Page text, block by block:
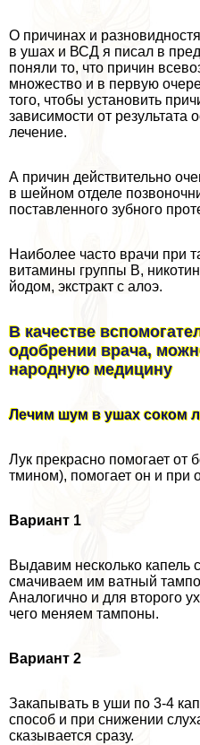
О причинах и
в ушах и ВСД я писал в
поняли то, что причин
множество и в первую
того, чтобы установить
зависимости от результата
лечение.
А причин действительно
в шейном отделе
поставленного зубного
Наиболее часто врачи при
витамины группы В,
йодом, экстpaкт с алоэ.
В качестве
одобрении врача,
народную медицину
Лечим шум в ушах соком
Лук прекрасно помогает от
тмином), помогает он и при
Вариант 1
Выдавим несколько капель
смачиваем им ватный
Аналогично и для второго
чего меняем тампоны.
Вариант 2
Закапывать в уши по 3-4
способ и при снижении
сказывается сразу.